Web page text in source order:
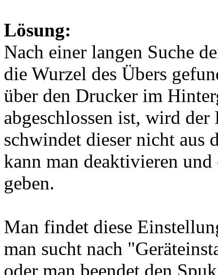
Lösung:
Nach einer langen Suche
die Wurzel des Übers
über den Drucker im
abgeschlossen ist, wird
schwindet dieser nicht aus
kann man deaktivieren
geben.
Man findet diese
man sucht nach
oder man beendet den